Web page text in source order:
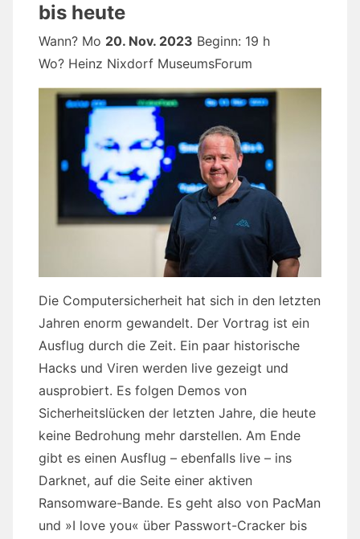
bis heute
Wann? Mo 20. Nov. 2023 Beginn: 19 h
Wo? Heinz Nixdorf MuseumsForum
Die Computersicherheit hat sich in den letzten
Jahren enorm gewandelt. Der Vortrag ist ein
Ausflug durch die Zeit. Ein paar historische
Hacks und Viren werden live gezeigt und
ausprobiert. Es folgen Demos von
Sicherheitslücken der letzten Jahre, die heute
keine Bedrohung mehr darstellen. Am Ende
gibt es einen Ausflug – ebenfalls live – ins
Darknet, auf die Seite einer aktiven
Ransomware-Bande. Es geht also von PacMan
und »I love you« über Passwort-Cracker bis